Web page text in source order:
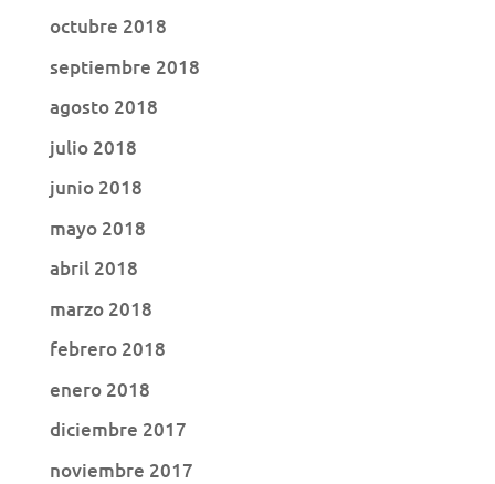
octubre 2018
septiembre 2018
agosto 2018
julio 2018
junio 2018
mayo 2018
abril 2018
marzo 2018
febrero 2018
enero 2018
diciembre 2017
noviembre 2017